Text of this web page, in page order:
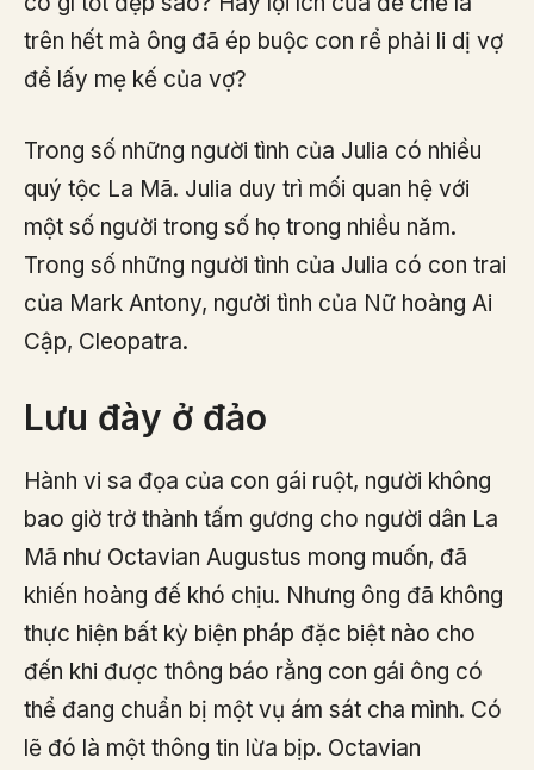
trên hết mà ông đã ép buộc con rể phải li dị vợ
để lấy mẹ kế của vợ?
Trong số những người tình của Julia có nhiều
quý tộc La Mã. Julia duy trì mối quan hệ với
một số người trong số họ trong nhiều năm.
Trong số những người tình của Julia có con trai
của Mark Antony, người tình của Nữ hoàng Ai
Cập, Cleopatra.
Lưu đày ở đảo
Hành vi sa đọa của con gái ruột, người không
bao giờ trở thành tấm gương cho người dân La
Mã như Octavian Augustus mong muốn, đã
khiến hoàng đế khó chịu. Nhưng ông đã không
thực hiện bất kỳ biện pháp đặc biệt nào cho
đến khi được thông báo rằng con gái ông có
thể đang chuẩn bị một vụ ám sát cha mình. Có
lẽ đó là một thông tin lừa bịp. Octavian